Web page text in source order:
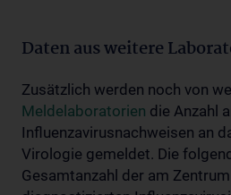
Daten aus weitere
Zusätzlich werden noch von
Meldelaboratorien die Anzahl
Influenzavirusnachweisen an
Virologie gemeldet. Die
Gesamtanzahl der am